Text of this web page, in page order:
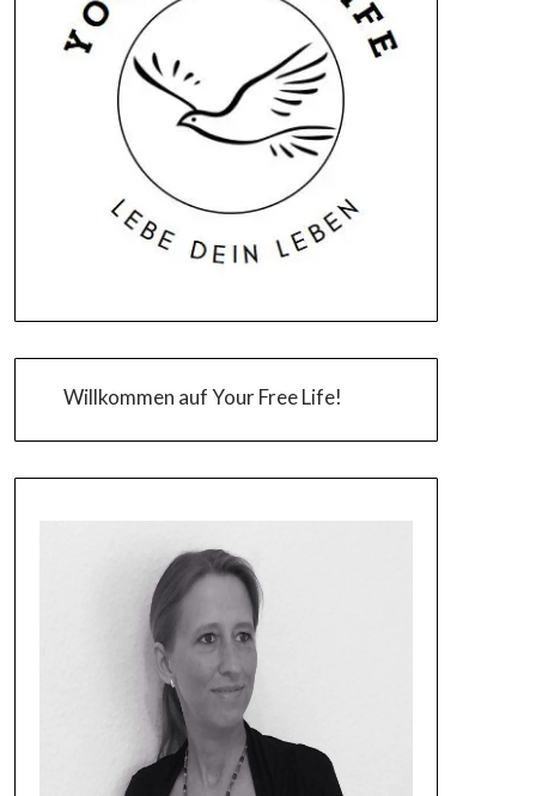
Willkommen auf Your Free Life!